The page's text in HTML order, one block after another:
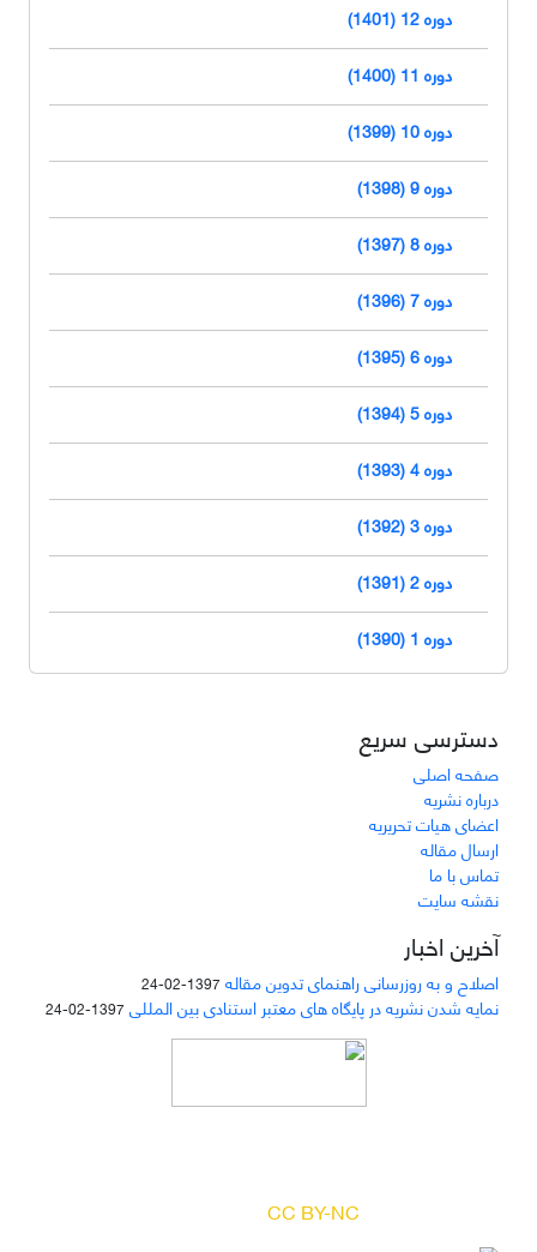
دوره 12 (1401)
دوره 11 (1400)
دوره 10 (1399)
دوره 9 (1398)
دوره 8 (1397)
دوره 7 (1396)
دوره 6 (1395)
دوره 5 (1394)
دوره 4 (1393)
دوره 3 (1392)
دوره 2 (1391)
دوره 1 (1390)
دسترسی سریع
صفحه اصلی
درباره نشریه
اعضای هیات تحریریه
ارسال مقاله
تماس با ما
نقشه سایت
آخرین اخبار
اصلاح و به روزرسانی راهنمای تدوین مقاله 1397-02-24
نمایه شدن نشریه در پایگاه های معتبر استنادی بین المللی 1397-02-24
CC BY-NC